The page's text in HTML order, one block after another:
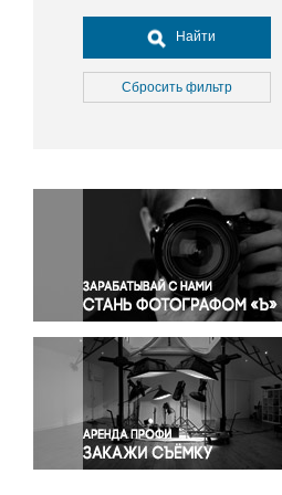
Досуг, туризм и отдых
Культура
Медицина
Окружающая среда
Политика
Правосудие
Происшествия и конфликты
Религия
Светская жизнь
Спорт
Экология
Экономика и бизнес
Найти
Сбросить фильтр